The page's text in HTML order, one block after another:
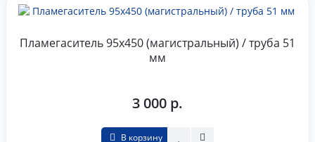
Пламегаситель 95x450 (магистральный) / труба 51
мм
3 000 р.
В корзину